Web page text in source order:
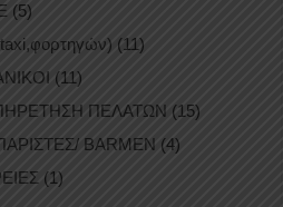
(5)
(11)
(11)
ΠΕΛΑΤΩΝ (15)
BARMEN (4)
(1)